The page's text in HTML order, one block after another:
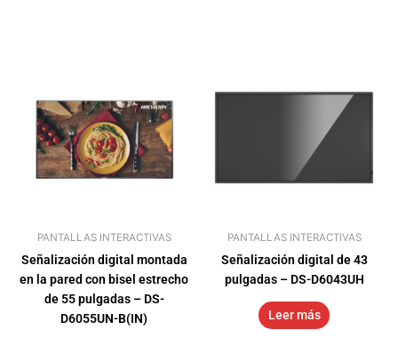
PANTALLAS INTERACTIVAS
Señalización digital montada
en la pared con bisel estrecho
de 55 pulgadas – DS-
D6055UN-B(IN)
PANTALLAS INTERACTIVAS
Señalización digital de 43
pulgadas – DS-D6043UH
Leer más